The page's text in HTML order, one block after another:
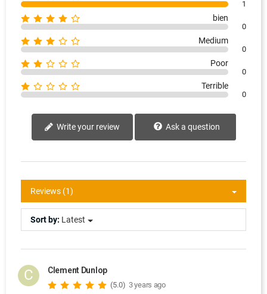
1
bien
0
Medium
0
Poor
0
Terrible
0
Write your review Ask a question
Reviews (1)
Sort by: Latest
C Clement Dunlop
(5.0) 3 years ago